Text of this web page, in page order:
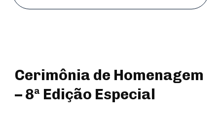
Cerimônia de Homenagem
– 8ª Edição Especial